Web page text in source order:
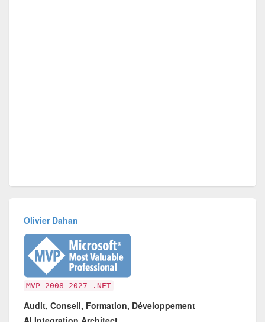
Olivier Dahan
MVP 2008-2027 .NET
Audit, Conseil, Formation, Développement